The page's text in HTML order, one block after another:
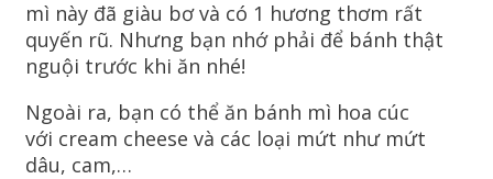
mì này đã giàu bơ và có 1 hương thơm rất
quyến rũ. Nhưng bạn nhớ phải để bánh thật
nguội trước khi ăn nhé!
Ngoài ra, bạn có thể ăn bánh mì hoa cúc
với cream cheese và các loại mứt như mứt
dâu, cam,…